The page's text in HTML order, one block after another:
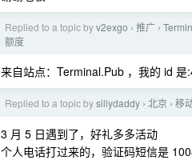
Replied to a topic byv2exgo › 推广 ›
额度
来自站点：Terminal.Pub ，我的 id 是
Replied to a topic bysillydaddy › 北京 › 移
3 月 5 日遇到了，好礼多多活动
个人电话打过来的，验证码短信是